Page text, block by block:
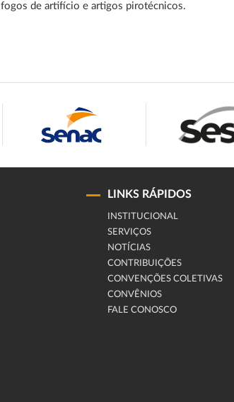
fogos de artifício e artigos pirotécnicos.
LINKS RÁPIDOS
INSTITUCIONAL
SERVIÇOS
NOTÍCIAS
CONTRIBUIÇÕES
CONVENÇÕES COLETIVAS
CONVÊNIOS
FALE CONOSCO